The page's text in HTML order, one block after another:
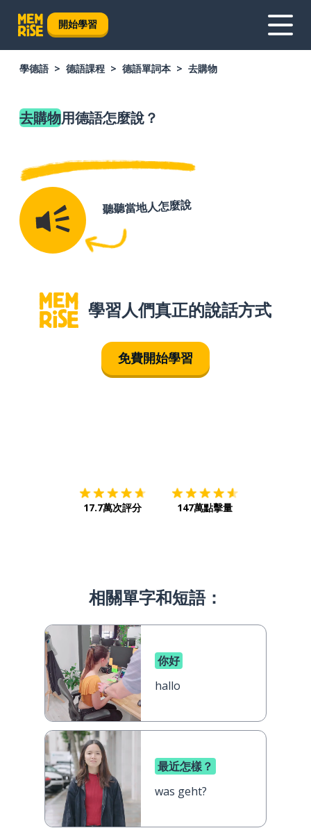
開始學習
學德語 德語課程 德語單詞本 去購物
去購物用德語怎麼說？
聽聽當地人怎麼說
學習人們真正的說話方式
免費開始學習
17.7萬次評分 147萬點擊量
相關單字和短語：
你好
hallo
最近怎樣？
was geht?